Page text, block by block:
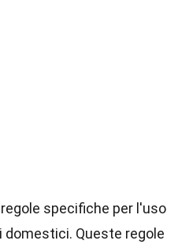
specifiche per l'uso
domestici. Queste regole